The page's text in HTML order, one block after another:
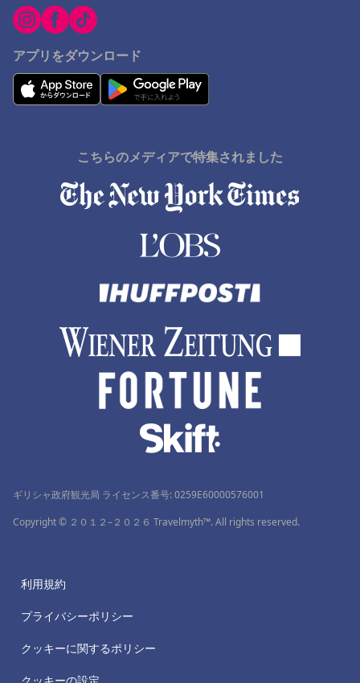
福知山市でのホテル
石巻市でのホテル
Nakashibetsuでのホテル
Monbetsuでのホテル
佐野市でのホテル
アプリをダウンロード
こちらのメディアで特集されました
ギリシャ政府観光局 ライセンス番号: 0259Ε60000576001
Copyright © ２０１２–２０２６ Travelmyth™. All rights reserved.
利用規約
プライバシーポリシー
クッキーに関するポリシー